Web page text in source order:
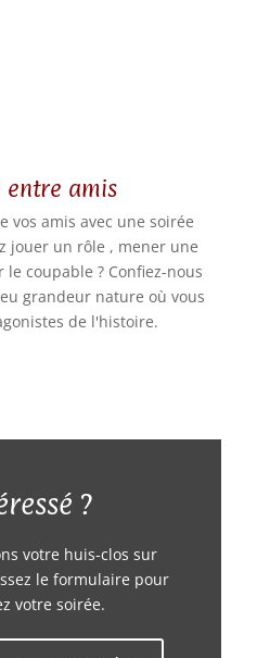
entre amis
vos amis avec une soirée
jouer un rôle , mener une
coupable ? Confiez-nous
grandeur nature où vous
de l'histoire.
?
votre huis-clos sur
le formulaire pour
votre soirée.